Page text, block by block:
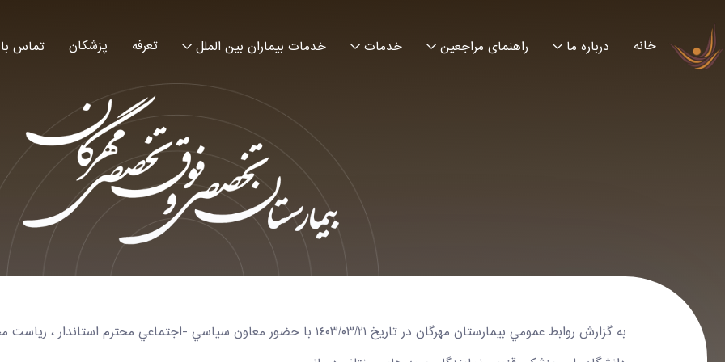
خانه درباره ما راهنمای مراجعین خدمات خدمات بیماران بین الملل تعرفه پزشکان تماس
به گزارش روابط عمومي بيمارستان مهرگان در تاريخ ١٤٠٣/٠٣/٢١ با حضور معاون سياسي -